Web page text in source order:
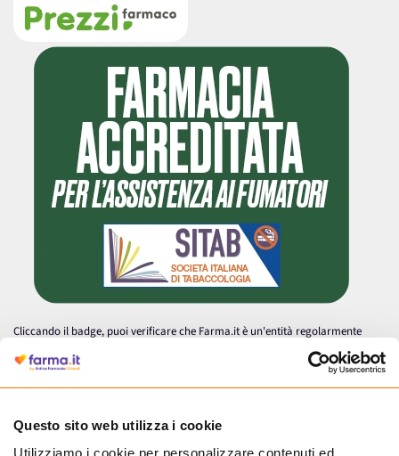
Questo sito web utilizza i cookie
Utilizziamo i cookie per personalizzare contenuti ed
Cliccando il badge, puoi verificare che Farma.it è un'entità regolarmente
autorizzata dal Ministero della Salute a effettuare la vendita online di
medicinali.